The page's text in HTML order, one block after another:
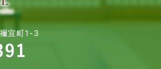
宜町1-3